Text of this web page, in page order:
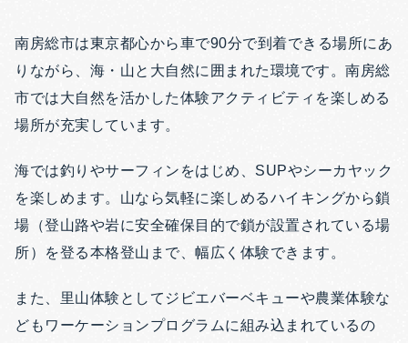
南房総市は東京都心から車で90分で到着できる場所にあ
りながら、海・山と大自然に囲まれた環境です。南房総
市では大自然を活かした体験アクティビティを楽しめる
場所が充実しています。
海では釣りやサーフィンをはじめ、SUPやシーカヤック
を楽しめます。山なら気軽に楽しめるハイキングから鎖
場（登山路や岩に安全確保目的で鎖が設置されている場
所）を登る本格登山まで、幅広く体験できます。
また、里山体験としてジビエバーベキューや農業体験な
どもワーケーションプログラムに組み込まれているの